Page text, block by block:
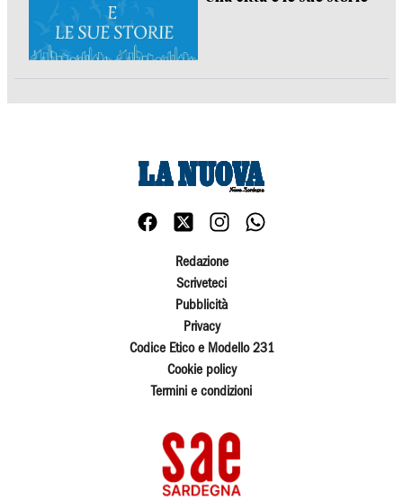
Redazione
Scriveteci
Pubblicità
Privacy
Codice Etico e Modello 231
Cookie policy
Termini e condizioni